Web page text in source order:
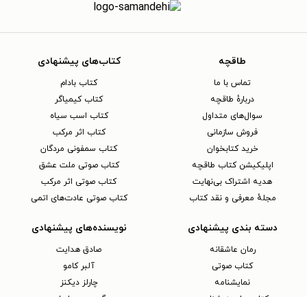
طاقچه
تماس با ما
دربارهٔ طاقچه
سوال‌های متداول
فروش سازمانی
خرید کتابخوان
اپلیکیشن کتاب طاقچه
هدیه اشتراک بی‌نهایت
مجلهٔ معرفی و نقد کتاب
کتاب‌های پیشنهادی
کتاب بادام
کتاب کیمیاگر
کتاب اسب سیاه
کتاب اثر مرکب
کتاب سمفونی مردگان
کتاب صوتی ملت عشق
کتاب صوتی اثر مرکب
کتاب صوتی عادت‌های اتمی
دسته بندی پیشنهادی
رمان عاشقانه
کتاب‌ صوتی
نمایشنامه
نویسنده‌های پیشنهادی
صادق هدایت
آلبر کامو
چارلز دیکنز